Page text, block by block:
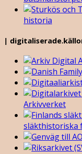
historia
|
Arkivverket
släkthistoriska